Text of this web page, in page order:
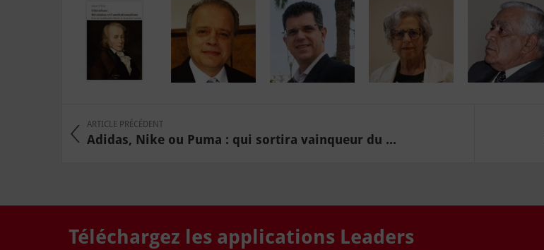
ARTICLE PRÉCÉDENT
Adidas, Nike ou Puma : qui sortira vainqueur du ...
Téléchargez les applications Leaders